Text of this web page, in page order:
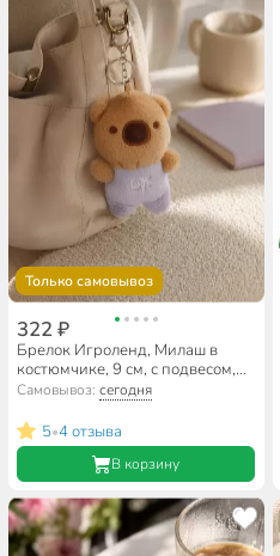
Только самовывоз
322 ₽
Брелок Игроленд, Милаш в
костюмчике, 9 см, с подвесом,
полиэстер, 264-572, в
ассортименте
Самовывоз:сегодня
5•4 отзыва
В корзину